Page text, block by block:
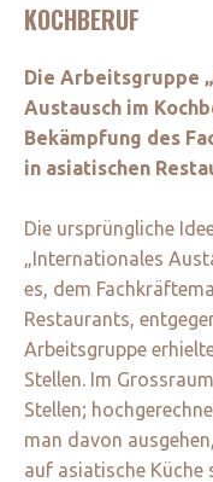
KOCHBERUF
Die Arbeitsgruppe
Austausch im
Bekämpfung des
in asiatischen
Die ursprüngliche
„Internationales
es, dem
Restaurants,
Arbeitsgruppe
Stellen. Im
Stellen;
man davon
auf asiatische Küche